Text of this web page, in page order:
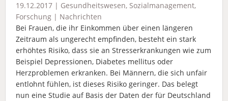
19.12.2017 | Gesundheitswesen, Sozialmanagement,
Forschung | Nachrichten
Bei Frauen, die ihr Einkommen über einen längeren
Zeitraum als ungerecht empfinden, besteht ein stark
erhöhtes Risiko, dass sie an Stresserkrankungen wie zum
Beispiel Depressionen, Diabetes mellitus oder
Herzproblemen erkranken. Bei Männern, die sich unfair
entlohnt fühlen, ist dieses Risiko geringer. Das belegt
nun eine Studie auf Basis der Daten der für Deutschland